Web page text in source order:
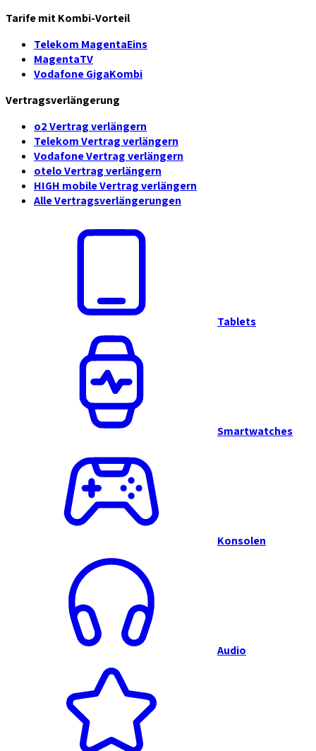
Tarife mit Kombi-Vorteil
Telekom MagentaEins
MagentaTV
Vodafone GigaKombi
Vertragsverlängerung
o2 Vertrag verlängern
Telekom Vertrag verlängern
Vodafone Vertrag verlängern
otelo Vertrag verlängern
HIGH mobile Vertrag verlängern
Alle Vertragsverlängerungen
Tablets
Smartwatches
Konsolen
Audio